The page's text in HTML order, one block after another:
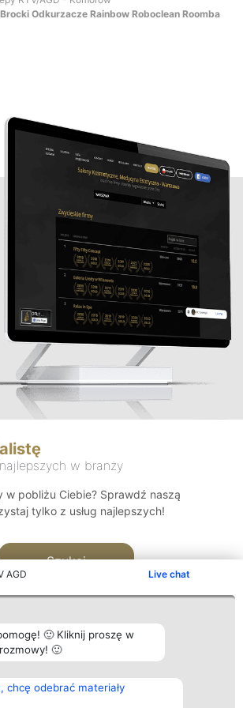
AGD Live chat
🙂 Kliknij proszę w
🙂
chcę odebrać materiały
Odkurzacze Rainbow Roboclean Roomba
w branży
w pobliżu Ciebie? Sprawdź naszą
tylko z usług najlepszych!
Szukaj
Plebiscyt
Laureaci
Kontakt
Kontakt